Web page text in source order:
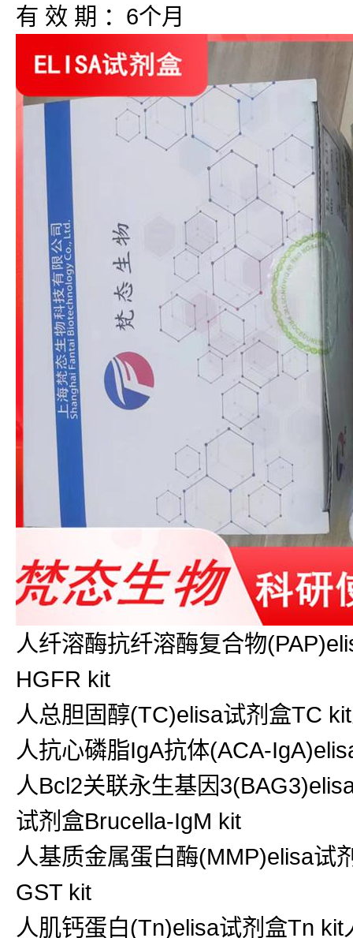
有 效 期 ：6个月
人纤溶酶抗纤溶酶复合物
HGFR kit
人总胆固醇(TC)elisa试剂盒TC
人抗心磷脂IgA抗体(ACA-
人Bcl2关联永生基因
试剂盒Brucella-IgM kit
人基质金属蛋白酶(MMP)elisa
GST kit
人肌钙蛋白(Tn)elisa试剂盒Tn